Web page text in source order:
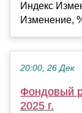
Индекс
Изменение,
20:00, 26 Дек
Фондовый
2025 г.